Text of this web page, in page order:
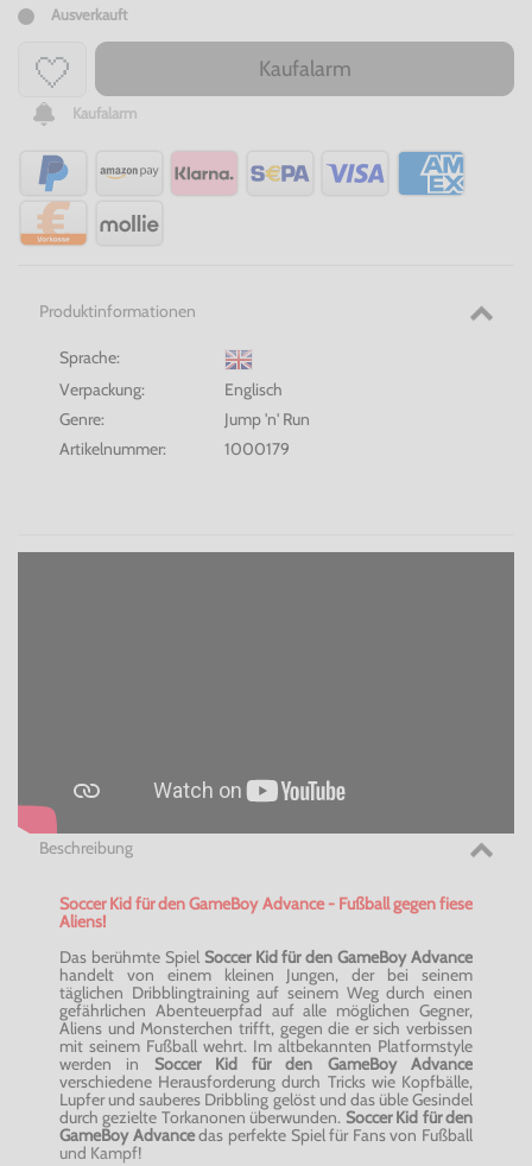
Ausverkauft
Kaufalarm
Kaufalarm
Produktinformationen
Sprache:
Verpackung:
Englisch
Genre:
Jump 'n' Run
Artikelnummer:
1000179
Beschreibung
Soccer Kid für den GameBoy Advance - Fußball gegen fiese
Aliens!
Das berühmte Spiel Soccer Kid für den GameBoy Advance
handelt von einem kleinen Jungen, der bei seinem
täglichen Dribblingtraining auf seinem Weg durch einen
gefährlichen Abenteuerpfad auf alle möglichen Gegner,
Aliens und Monsterchen trifft, gegen die er sich verbissen
mit seinem Fußball wehrt. Im altbekannten Platformstyle
werden in Soccer Kid für den GameBoy Advance
verschiedene Herausforderung durch Tricks wie Kopfbälle,
Lupfer und sauberes Dribbling gelöst und das üble Gesindel
durch gezielte Torkanonen überwunden. Soccer Kid für den
GameBoy Advancedas perfekte Spiel für Fans von Fußball
und Kampf!